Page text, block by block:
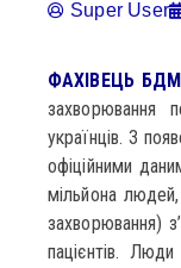
Super User
ФАХІВЕЦЬ
захворювання
українців. З
офіційними
мільйона
захворювання)
пацієнтів.